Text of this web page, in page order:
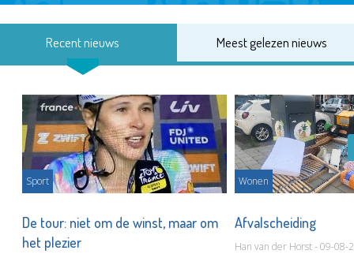
Recent nieuws Meest gelezen nieuws
Sport
het plezier
Silvia Borsboom - 09-08-2026
Wonen
Han van der Horst - 09-08-